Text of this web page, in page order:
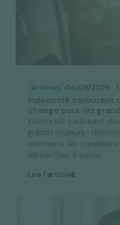
Articles 04/06/2026
Indemnité carburant
change pour les
Indemnité carburant
grands rouleurs :
montants, les
démarches à suivre.
Lire l'article